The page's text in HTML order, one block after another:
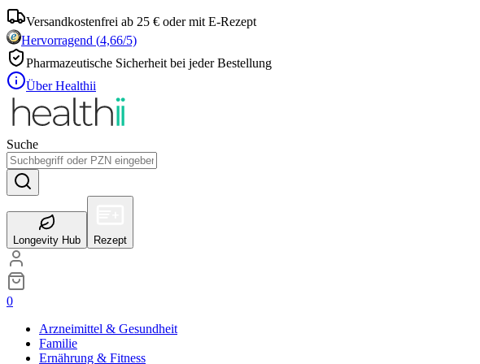
Versandkostenfrei ab 25 € oder mit E-Rezept
Hervorragend (4,66/5)
Pharmazeutische Sicherheit bei jeder Bestellung
Über Healthii
Suche
Longevity Hub Rezept
0
Arzneimittel & Gesundheit
Familie
Ernährung & Fitness